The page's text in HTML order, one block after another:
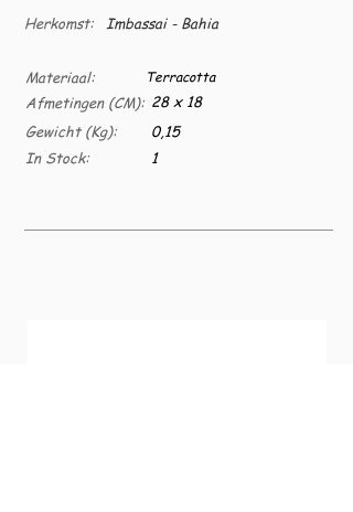
Herkomst: Imbassai - Bahia
Materiaal:
Afmetingen (CM):
Gewicht (Kg):
In Stock:
Terracotta
28 x 18
0,15
1